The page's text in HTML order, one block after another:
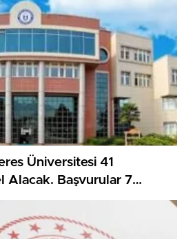
Üniversitesi 41
Alacak. Başvurular 7